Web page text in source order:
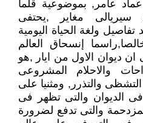
عامر, بموضوعية قلما
مغاير ,يحتفى
ولغة الحياة اليومية
إنسحاق العالم
ديوان الاول من ايار ,هو
والاحلام المشروعى
والتذرر, ومثنيا على
الديوان والتى تظهر فى
المزدحمة والتى تدفع لضرورة